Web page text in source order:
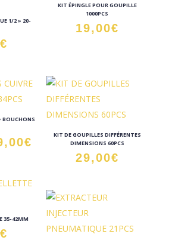
1/2 » 20-
€
KIT ÉPINGLE POUR GOUPILLE
1000PCS
19,00€
BOUCHONS
:
€
est :
69,00€.
KIT DE GOUPILLES DIFFÉRENTES
DIMENSIONS 60PCS
29,00€
35-42MM
€